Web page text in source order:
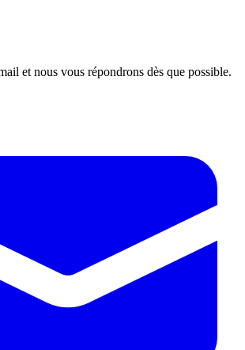
et nous vous répondrons dès que possible.